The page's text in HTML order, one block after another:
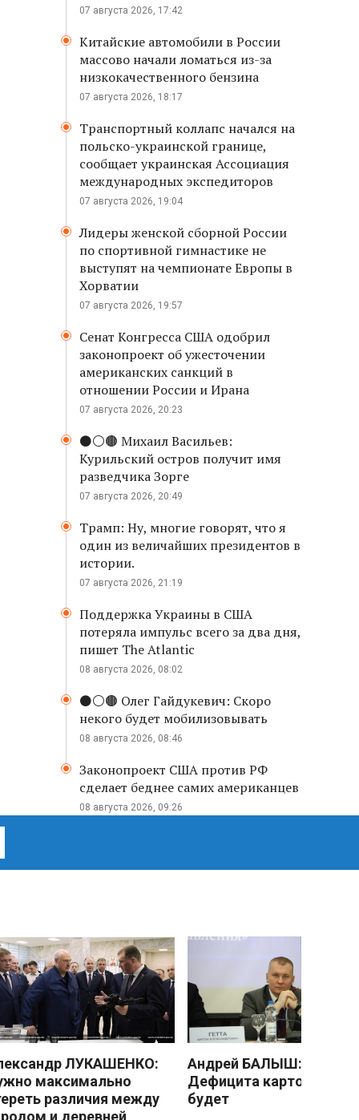
07 августа 2026, 17:42
Китайские автомобили в России
массово начали ломаться из-за
низкокачественного бензина
07 августа 2026, 18:17
Транспортный коллапс начался на
польско-украинской границе,
сообщает украинская Ассоциация
международных экспедиторов
07 августа 2026, 19:04
Лидеры женской сборной России
по спортивной гимнастике не
выступят на чемпионате Европы в
Хорватии
07 августа 2026, 19:57
Сенат Конгресса США одобрил
законопроект об ужесточении
американских санкций в
отношении России и Ирана
07 августа 2026, 20:23
⚫️⚪️🟤 Михаил Васильев:
Курильский остров получит имя
разведчика Зорге
07 августа 2026, 20:49
Трамп: Ну, многие говорят, что я
один из величайших президентов в
истории.
07 августа 2026, 21:19
Поддержка Украины в США
потеряла импульс всего за два дня,
пишет The Atlantic
08 августа 2026, 08:02
⚫️⚪️🟤 Олег Гайдукевич: Скоро
некого будет мобилизовывать
08 августа 2026, 08:46
Законопроект США против РФ
сделает беднее самих американцев
08 августа 2026, 09:26
ЛУКАШЕНКО:
максимально
различия между
Андрей БАЛЫШ:
Дефицита картофеля не
будет